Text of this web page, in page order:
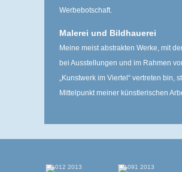
Werbebotschaft.
Malerei und Bildhauerei
Meine meist abstrakten Werke, mit
bei Ausstellungen und im Rahmen
„Kunstwerk im Viertel“ ­vertreten bin,
Mittelpunkt meiner ­künstlerischen